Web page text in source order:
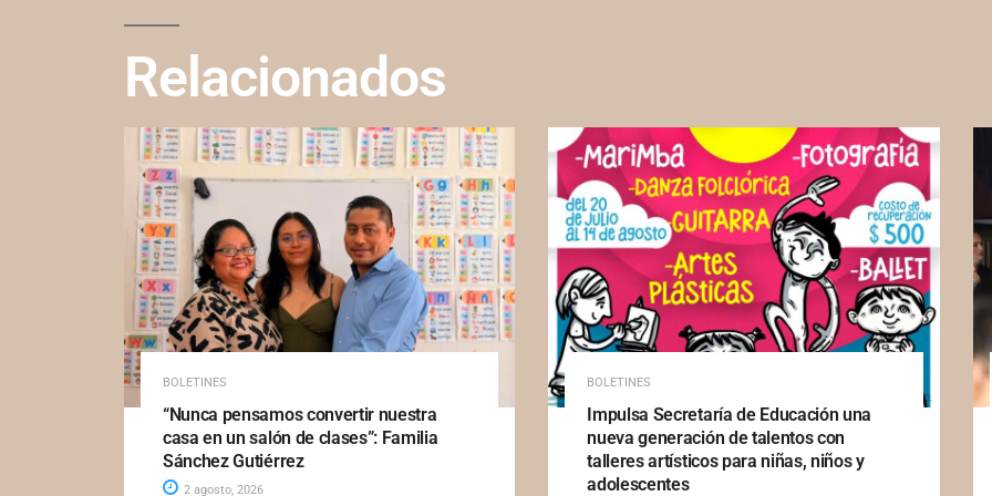
Relacionados
BOLETINES
“Nunca pensamos convertir nuestra
casa en un salón de clases”: Familia
Sánchez Gutiérrez
2 agosto, 2026
BOLETINES
Impulsa Secretaría de Educación una
nueva generación de talentos con
talleres artísticos para niñas, niños y
adolescentes